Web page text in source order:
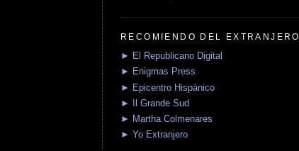
RECOMIENDO DEL EXTRANJERO
► El Republicano Digital
► Enigmas Press
► Epicentro Hispánico
► Il Grande Sud
► Martha Colmenares
► Yo Extranjero